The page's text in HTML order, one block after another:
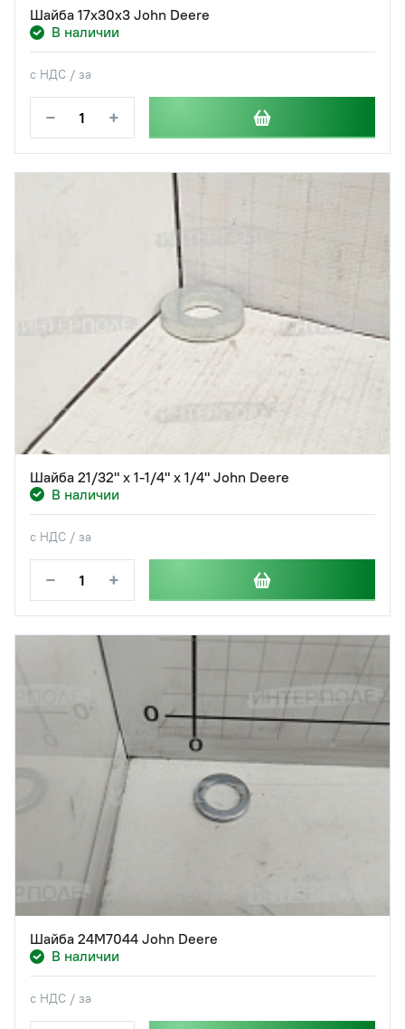
Шайба 17х30х3 John Deere
В наличии
с НДС / за
− +
Шайба 21/32" х 1-1/4" х 1/4" John Deere
В наличии
с НДС / за
− +
Шайба 24M7044 John Deere
В наличии
с НДС / за